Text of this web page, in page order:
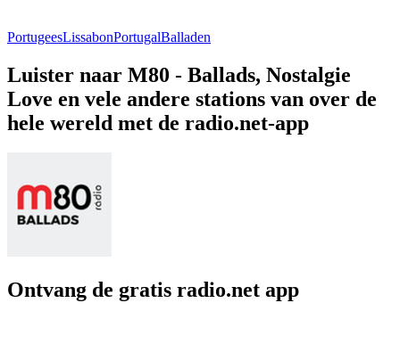
PortugeesLissabonPortugalBalladen
Luister naar M80 - Ballads, Nostalgie
Love en vele andere stations van over de
hele wereld met de radio.net-app
Ontvang de gratis radio.net app